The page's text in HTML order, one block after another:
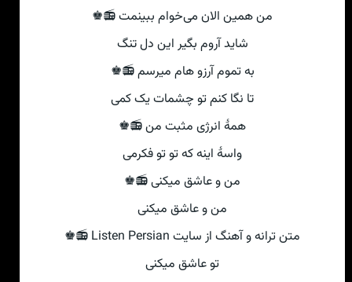
من همین الان می‌خوام ببینمت 📻♚
شاید آروم بگیر این دل تنگ
به تموم آرزو هام میرسم 📻♚
تا نگا کنم تو چشمات یک کمی‌
همهٔ انرژی مثبت من 📻♚
واسهٔ اینه که تو تو فکرمی
من و عاشق میکنی‌ 📻♚
من و عاشق میکنی‌
متن ترانه و آهنگ از سایت Listen Persian 📻♚
تو عاشق میکنی‌